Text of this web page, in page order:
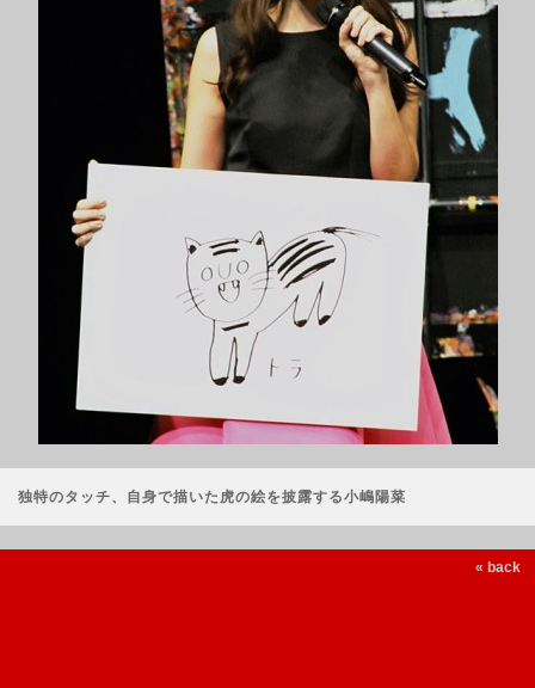
独特のタッチ、自身で描いた虎の絵を披露する小嶋陽菜
« back